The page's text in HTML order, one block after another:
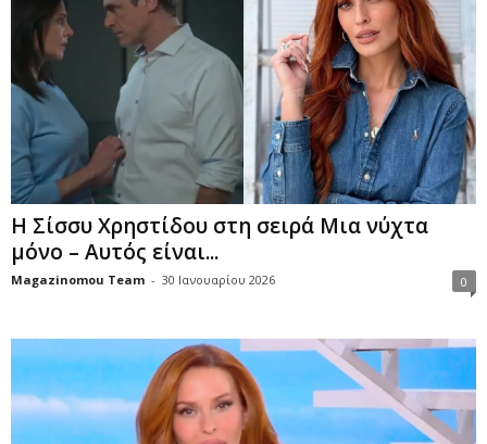
Η Σίσσυ Χρηστίδου στη σειρά Μια νύχτα
μόνο – Αυτός είναι...
Magazinomou Team - 30 Ιανουαρίου 2026 0